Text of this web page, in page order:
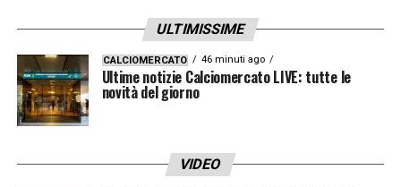
ULTIMISSIME
CALCIOMERCATO 46 minuti ago
Ultime notizie Calciomercato LIVE: tutte le
novità del giorno
VIDEO